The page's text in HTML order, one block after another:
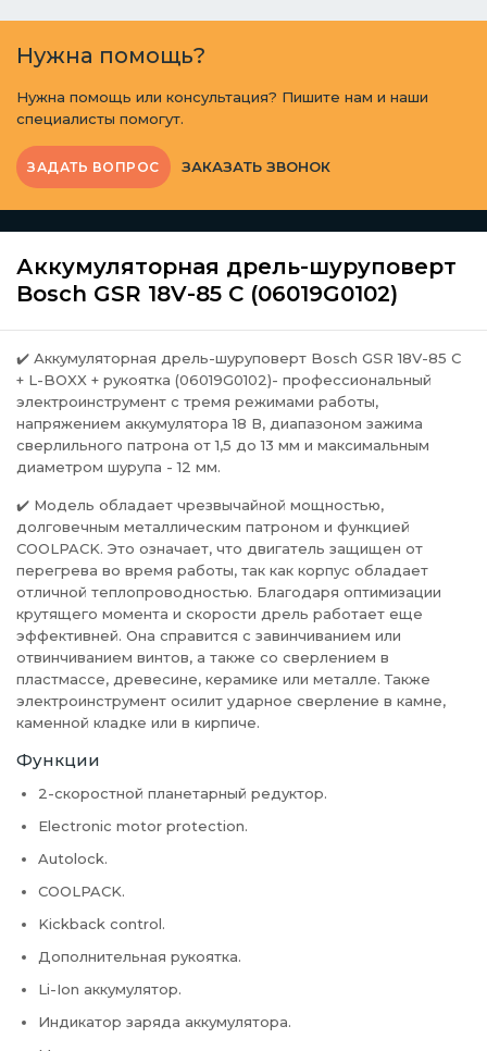
Нужна помощь?
Нужна помощь или консультация? Пишите нам и наши
специалисты помогут.
ЗАДАТЬ ВОПРОС ЗАКАЗАТЬ ЗВОНОК
Аккумуляторная дрель-шуруповерт
Bosch GSR 18V-85 C (06019G0102)
✔️ Аккумуляторная дрель-шуруповерт Bosch GSR 18V-85 C
+ L-BOXX + рукоятка (06019G0102)- профессиональный
электроинструмент с тремя режимами работы,
напряжением аккумулятора 18 В, диапазоном зажима
сверлильного патрона от 1,5 до 13 мм и максимальным
диаметром шурупа - 12 мм.
✔️ Модель обладает чрезвычайной мощностью,
долговечным металлическим патроном и функцией
COOLPACK. Это означает, что двигатель защищен от
перегрева во время работы, так как корпус обладает
отличной теплопроводностью. Благодаря оптимизации
крутящего момента и скорости дрель работает еще
эффективней. Она справится с завинчиванием или
отвинчиванием винтов, а также со сверлением в
пластмассе, древесине, керамике или металле. Также
электроинструмент осилит ударное сверление в камне,
каменной кладке или в кирпиче.
Функции
2-скоростной планетарный редуктор.
Electronic motor protection.
Autolock.
COOLPACK.
Kickback control.
Дополнительная рукоятка.
Li-Ion аккумулятор.
Индикатор заряда аккумулятора.